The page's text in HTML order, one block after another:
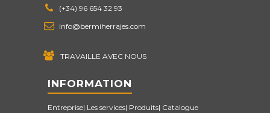
(+34) 96 654 32 93
info@bermiherrajes.com
TRAVAILLE AVEC NOUS
INFORMATION
Entreprise Les services Produits Catalogue